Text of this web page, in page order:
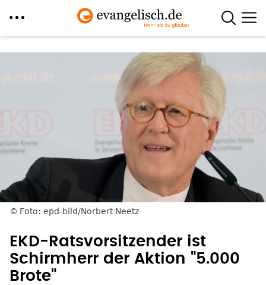
Foto: epd-bild/Norbert Neetz
EKD-Ratsvorsitzender ist
Schirmherr der Aktion "5.000
Brote"